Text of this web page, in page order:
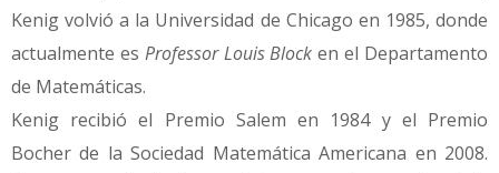
Kenig volvió a la Universidad de Chicago en 1985, donde
actualmente es Professor Louis Block en el Departamento
de Matemáticas.
Kenig recibió el Premio Salem en 1984 y el Premio
Bocher de la Sociedad Matemática Americana en 2008.